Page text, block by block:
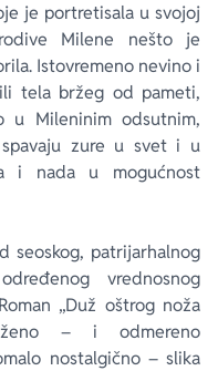
je portretisala u svojoj
Milene nešto je
Istovremeno nevino i
tela bržeg od pameti,
u Mileninim odsutnim,
zure u svet i u
i nada u mogućnost
seoskog, patrijarhalnog
vrednosnog
„Duž oštrog noža
– i odmereno
nostalgično – slika